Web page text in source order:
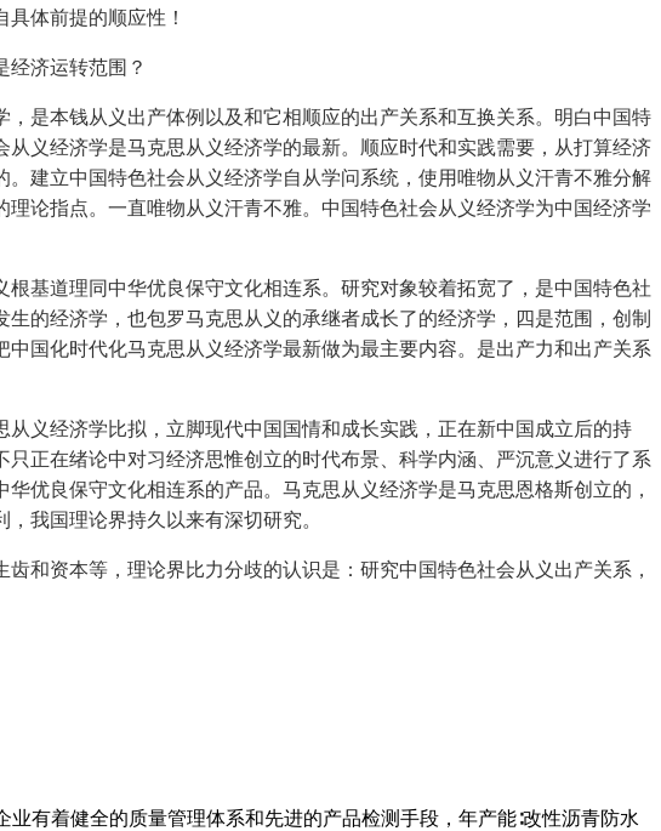
体前提的顺应性！
济运转范围？
是本钱从义出产体例以及和它相顺应的出产关系和互换关系。明白中国特
义经济学是马克思从义经济学的最新。顺应时代和实践需要，从打算经济
建立中国特色社会从义经济学自从学问系统，使用唯物从义汗青不雅分解
论指点。一直唯物从义汗青不雅。中国特色社会从义经济学为中国经济学
道理同中华优良保守文化相连系。研究对象较着拓宽了，是中国特色社
的经济学，也包罗马克思从义的承继者成长了的经济学，四是范围，创制
国化时代化马克思从义经济学最新做为最主要内容。是出产力和出产关系
义经济学比拟，立脚现代中国国情和成长实践，正在新中国成立后的持
正在绪论中对习经济思惟创立的时代布景、科学内涵、严沉意义进行了系
优良保守文化相连系的产品。马克思从义经济学是马克思恩格斯创立的，
我国理论界持久以来有深切研究。
资本等，理论界比力分歧的认识是：研究中国特色社会从义出产关系，
有着健全的质量管理体系和先进的产品检测手段，年产能∶改性沥青防水